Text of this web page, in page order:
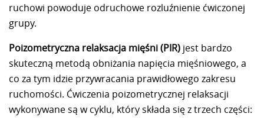
ruchowi powoduje odruchowe rozluźnienie ćwiczonej
grupy.
Poizometryczna relaksacja mięśni (PIR) jest bardzo
skuteczną metodą obniżania napięcia mięśniowego, a
co za tym idzie przywracania prawidłowego zakresu
ruchomości. Ćwiczenia poizometrycznej relaksacji
wykonywane są w cyklu, który składa się z trzech części: